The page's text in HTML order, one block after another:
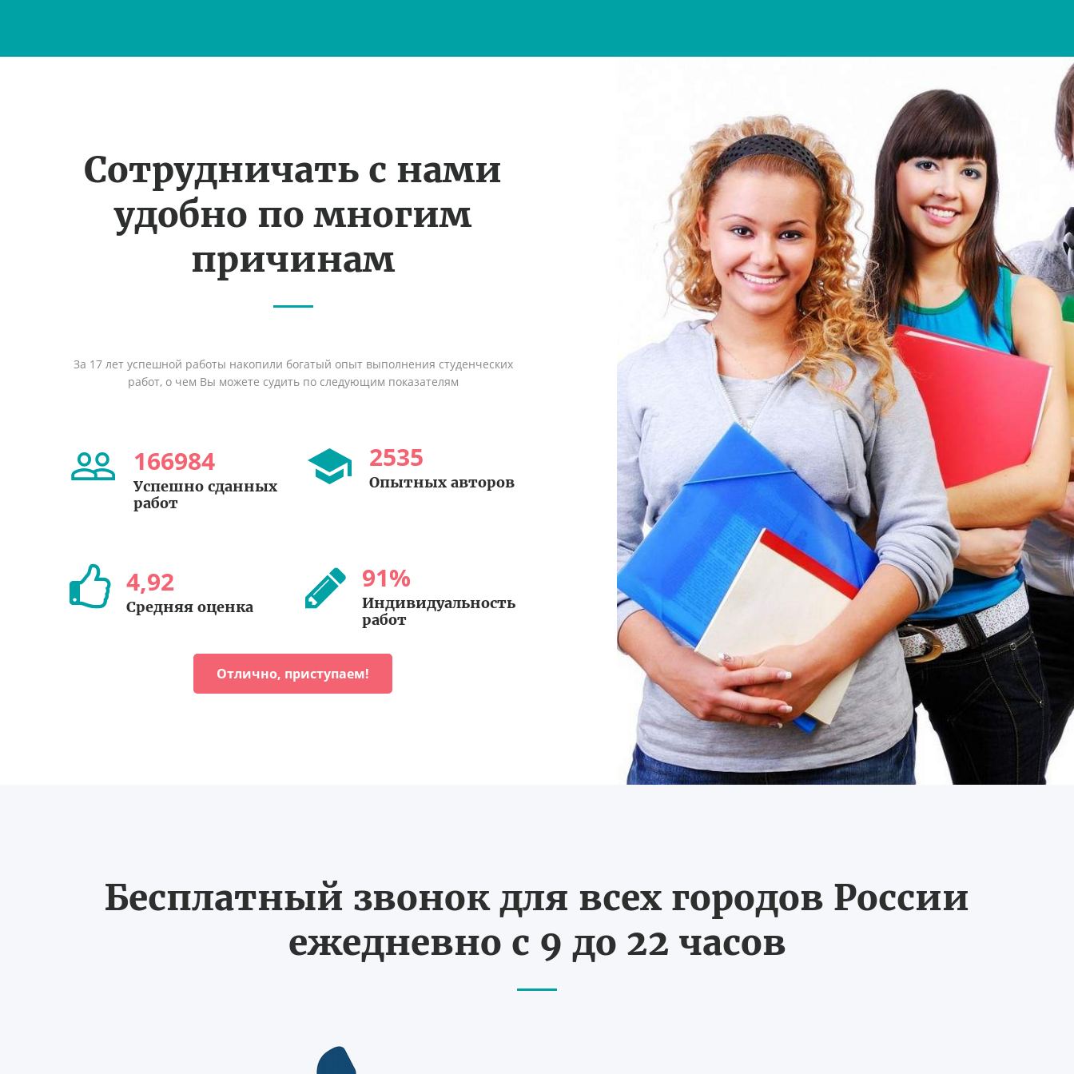
Сотрудничать с нами
удобно по многим
причинам
За 17 лет успешной работы накопили богатый опыт выполнения студенческих
работ, о чем Вы можете судить по следующим показателям
166984
Успешно сданных
работ
2535
Опытных авторов
4,92
Средняя оценка
91%
Индивидуальность
работ
Отлично, приступаем!
Бесплатный звонок для всех городов России
ежедневно с 9 до 22 часов